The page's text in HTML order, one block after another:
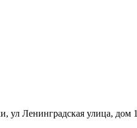
ул Ленинградская улица, дом 1